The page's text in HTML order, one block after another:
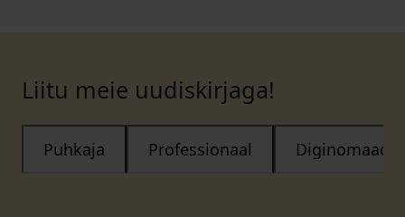
Liitu meie uudiskirjaga!
Puhkaja Professionaal Diginomaad